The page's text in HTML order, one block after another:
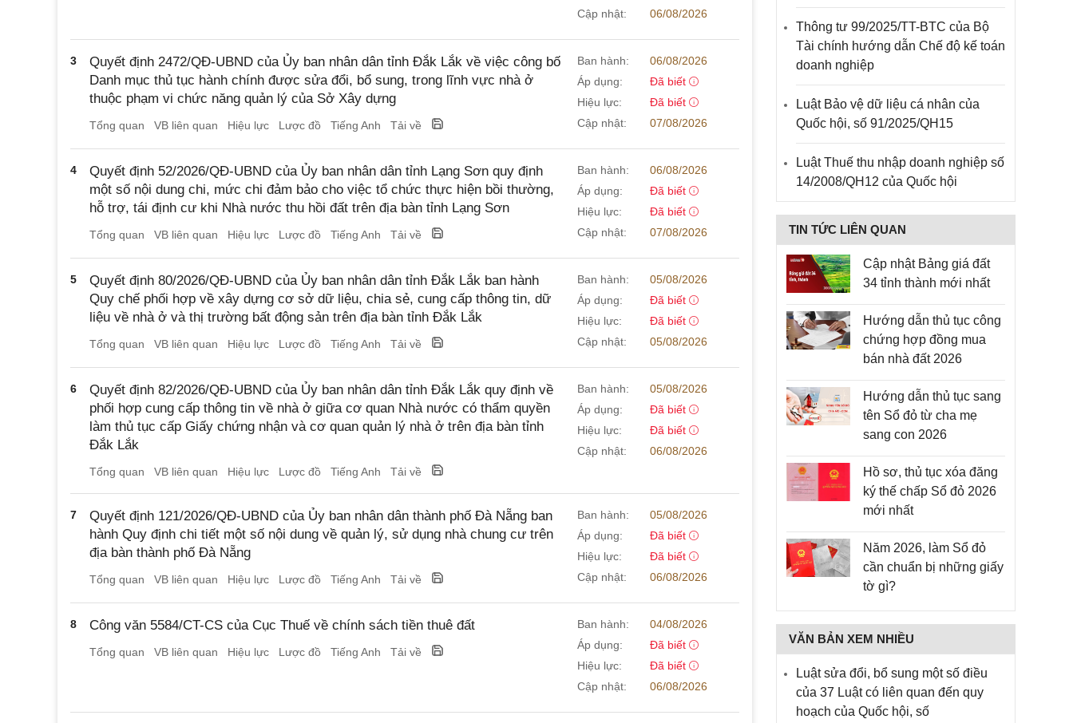
Cập nhật:
06/08/2026
3
Quyết định 2472/QĐ-UBND của Ủy ban nhân dân tỉnh Đắk Lắk về việc công bố
Danh mục thủ tục hành chính được sửa đổi, bổ sung, trong lĩnh vực nhà ở
thuộc phạm vi chức năng quản lý của Sở Xây dựng
Tổng quan VB liên quan Hiệu lực Lược đồ Tiếng Anh Tải về
Ban hành:
06/08/2026
Áp dụng:
Đã biết
Hiệu lực:
Đã biết
Cập nhật:
07/08/2026
4
Quyết định 52/2026/QĐ-UBND của Ủy ban nhân dân tỉnh Lạng Sơn quy định
một số nội dung chi, mức chi đảm bảo cho việc tổ chức thực hiện bồi thường,
hỗ trợ, tái định cư khi Nhà nước thu hồi đất trên địa bàn tỉnh Lạng Sơn
Tổng quan VB liên quan Hiệu lực Lược đồ Tiếng Anh Tải về
Ban hành:
06/08/2026
Áp dụng:
Đã biết
Hiệu lực:
Đã biết
Cập nhật:
07/08/2026
5
Quyết định 80/2026/QĐ-UBND của Ủy ban nhân dân tỉnh Đắk Lắk ban hành
Quy chế phối hợp về xây dựng cơ sở dữ liệu, chia sẻ, cung cấp thông tin, dữ
liệu về nhà ở và thị trường bất động sản trên địa bàn tỉnh Đắk Lắk
Tổng quan VB liên quan Hiệu lực Lược đồ Tiếng Anh Tải về
Ban hành:
05/08/2026
Áp dụng:
Đã biết
Hiệu lực:
Đã biết
Cập nhật:
05/08/2026
6
Quyết định 82/2026/QĐ-UBND của Ủy ban nhân dân tỉnh Đắk Lắk quy định về
phối hợp cung cấp thông tin về nhà ở giữa cơ quan Nhà nước có thẩm quyền
làm thủ tục cấp Giấy chứng nhận và cơ quan quản lý nhà ở trên địa bàn tỉnh
Đắk Lắk
Tổng quan VB liên quan Hiệu lực Lược đồ Tiếng Anh Tải về
Ban hành:
05/08/2026
Áp dụng:
Đã biết
Hiệu lực:
Đã biết
Cập nhật:
06/08/2026
7
Quyết định 121/2026/QĐ-UBND của Ủy ban nhân dân thành phố Đà Nẵng ban
hành Quy định chi tiết một số nội dung về quản lý, sử dụng nhà chung cư trên
địa bàn thành phố Đà Nẵng
Tổng quan VB liên quan Hiệu lực Lược đồ Tiếng Anh Tải về
Ban hành:
05/08/2026
Áp dụng:
Đã biết
Hiệu lực:
Đã biết
Cập nhật:
06/08/2026
8 Công văn 5584/CT-CS của Cục Thuế về chính sách tiền thuê đất
Tổng quan VB liên quan Hiệu lực Lược đồ Tiếng Anh Tải về
Ban hành:
04/08/2026
Áp dụng:
Đã biết
Hiệu lực:
Đã biết
Cập nhật:
06/08/2026
Thông tư 99/2025/TT-BTC của Bộ
Tài chính hướng dẫn Chế độ kế toán
doanh nghiệp
Luật Bảo vệ dữ liệu cá nhân của
Quốc hội, số 91/2025/QH15
Luật Thuế thu nhập doanh nghiệp số
14/2008/QH12 của Quốc hội
TIN TỨC LIÊN QUAN
Cập nhật Bảng giá đất
34 tỉnh thành mới nhất
Hướng dẫn thủ tục công
chứng hợp đồng mua
bán nhà đất 2026
Hướng dẫn thủ tục sang
tên Sổ đỏ từ cha mẹ
sang con 2026
Hồ sơ, thủ tục xóa đăng
ký thế chấp Sổ đỏ 2026
mới nhất
Năm 2026, làm Sổ đỏ
cần chuẩn bị những giấy
tờ gì?
VĂN BẢN XEM NHIỀU
Luật sửa đổi, bổ sung một số điều
của 37 Luật có liên quan đến quy
hoạch của Quốc hội, số